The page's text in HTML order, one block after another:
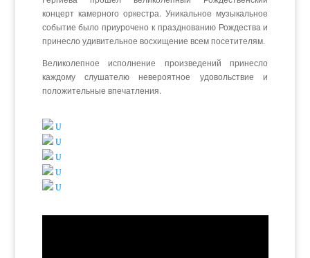
концерт камерного оркестра. Уникальное музыкальное
событие было приурочено к празднованию Рождества и
принесло удивительное восхищение всем посетителям.
Великолепное исполнение произведений принесло
каждому слушателю невероятное удовольствие и
положительные впечатления.